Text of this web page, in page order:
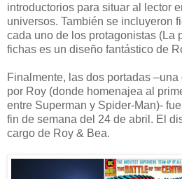
introductorios para situar al lector
universos. También se incluyeron
cada uno de los protagonistas (La
fichas es un diseño fantástico de
Finalmente, las dos portadas
por Roy (donde homenajea al
entre Superman y Spider-Man)-
fin de semana del 24 de abril. El
cargo de Roy & Bea.